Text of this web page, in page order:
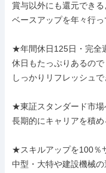
賞与以外にも還元できる
ベースアップを年々行っ
★年間休日125日・完全
休日もたっぷりあるので
しっかりリフレッシュで
★東証スタンダード市場
長期的にキャリアを積め
★スキルアップを100％
中型・大特や建設機械